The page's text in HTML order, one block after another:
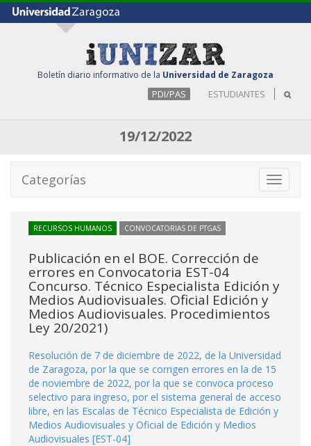
Boletín diario informativo de la Universidad de Zaragoza
PDI/PAS ESTUDIANTES
19/12/2022
Toggle
Categorías
RECURSOS HUMANOS CONVOCATORIAS DE PTGAS
Publicación en el BOE. Corrección de
errores en Convocatoria EST-04
Concurso. Técnico Especialista Edición y
Medios Audiovisuales. Oficial Edición y
Medios Audiovisuales. Procedimientos
Ley 20/2021)
Resolución de 7 de diciembre de 2022, de la Universidad
de Zaragoza, por la que se corrigen errores en la de 15
de noviembre de 2022, por la que se convoca proceso
selectivo para ingreso, por el sistema general de acceso
libre, en las Escalas de Técnico Especialista de Edición y
Medios Audiovisuales y Oficial de Edición y Medios
Audiovisuales [EST-04]